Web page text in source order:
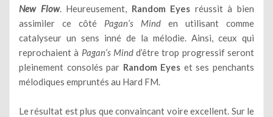
New Flow. Heureusement, Random Eyes réussit à bien
assimiler ce côté Pagan’s Mind en utilisant comme
catalyseur un sens inné de la mélodie. Ainsi, ceux qui
reprochaient à Pagan’s Mindd’être trop progressif seront
pleinement consolés par Random Eyes et ses penchants
mélodiques empruntés au Hard FM.
Le résultat est plus que convaincant voire excellent. Sur le